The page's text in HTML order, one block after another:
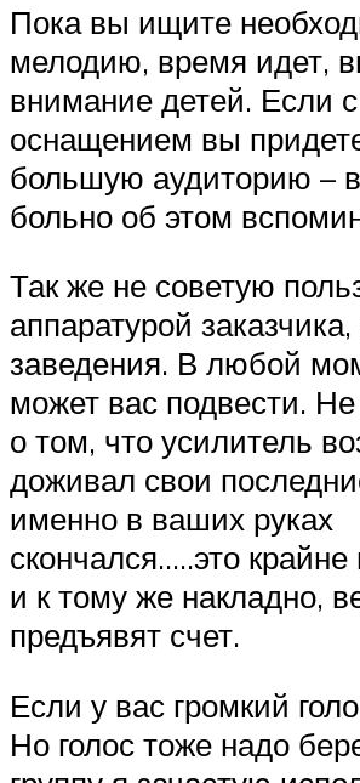
Пока вы ищите
мелодию, время идет,
внимание детей. Если
оснащением вы
большую аудиторию –
больно об этом
Так же не советую
аппаратурой
заведения. В любой
может вас подвести.
о том, что усилитель
доживал свои
именно в ваших руках
скончался…..это
и к тому же накладно,
предъявят счет.
Если у вас громкий
Но голос тоже надо